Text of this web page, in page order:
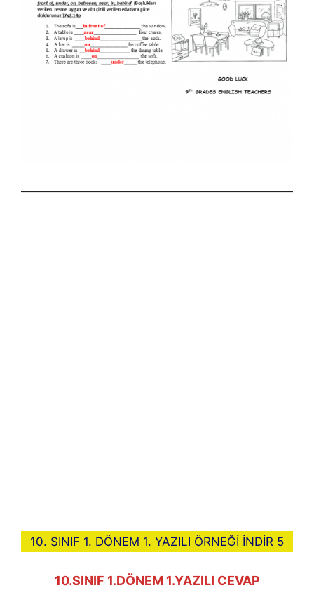
10. SINIF 1. DÖNEM 1. YAZILI ÖRNEĞİ İNDİR 5
10.SINIF 1.DÖNEM 1.YAZILI CEVAP